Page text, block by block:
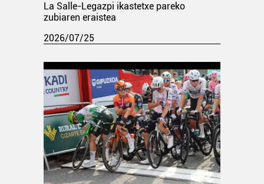
La Salle-Legazpi ikastetxe pareko
zubiaren eraistea
2026/07/25